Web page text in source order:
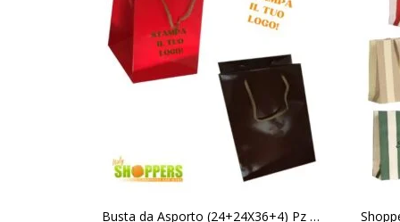
SCEGLI
Busta da Asporto (24+24X36+4) Pz 100